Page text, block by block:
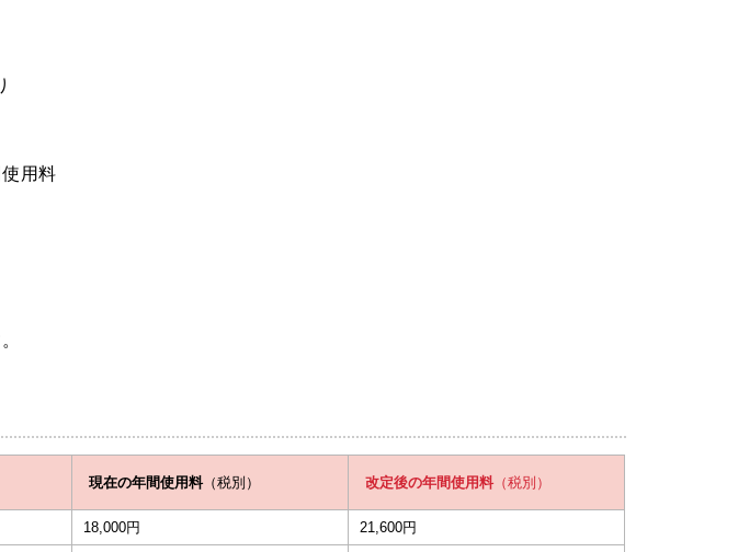
用料
現在の年間使用料（税別） 改定後の年間使用料（税別）
18,000円 21,600円